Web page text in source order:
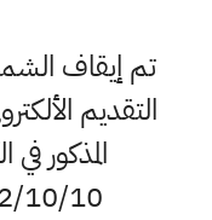
تم إيقاف
التقديم
المذكور
2022/10/10 من